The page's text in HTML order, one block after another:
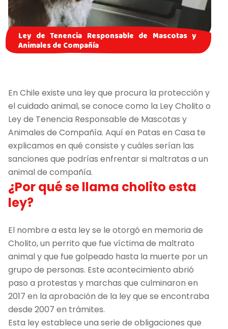
Ley de Tenencia Responsable de Mascotas y
Animales de Compañía
En Chile existe una ley que procura la protección y
el cuidado animal, se conoce como la Ley Cholito o
Ley de Tenencia Responsable de Mascotas y
Animales de Compañía. Aquí en Patas en Casa te
explicamos en qué consiste y cuáles serían las
sanciones que podrías enfrentar si maltratas a un
animal de compañía.
¿Por qué se llama cholito esta
ley?
El nombre a esta ley se le otorgó en memoria de
Cholito, un perrito que fue víctima de maltrato
animal y que fue golpeado hasta la muerte por un
grupo de personas. Este acontecimiento abrió
paso a protestas y marchas que culminaron en
2017 en la aprobación de la ley que se encontraba
desde 2007 en trámites.
Esta ley establece una serie de obligaciones que